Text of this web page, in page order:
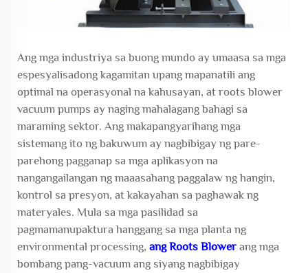
Ang mga industriya sa buong mundo ay umaasa sa mga
espesyalisadong kagamitan upang mapanatili ang
optimal na operasyonal na kahusayan, at roots blower
vacuum pumps ay naging mahalagang bahagi sa
maraming sektor. Ang makapangyarihang mga
sistemang ito ng bakuwum ay nagbibigay ng pare-
parehong pagganap sa mga aplikasyon na
nangangailangan ng maaasahang paggalaw ng hangin,
kontrol sa presyon, at kakayahan sa paghawak ng
materyales. Mula sa mga pasilidad sa
pagmamanupaktura hanggang sa mga planta ng
environmental processing, ang Roots Blowerang mga
bombang pang-vacuum ang siyang nagbibigay